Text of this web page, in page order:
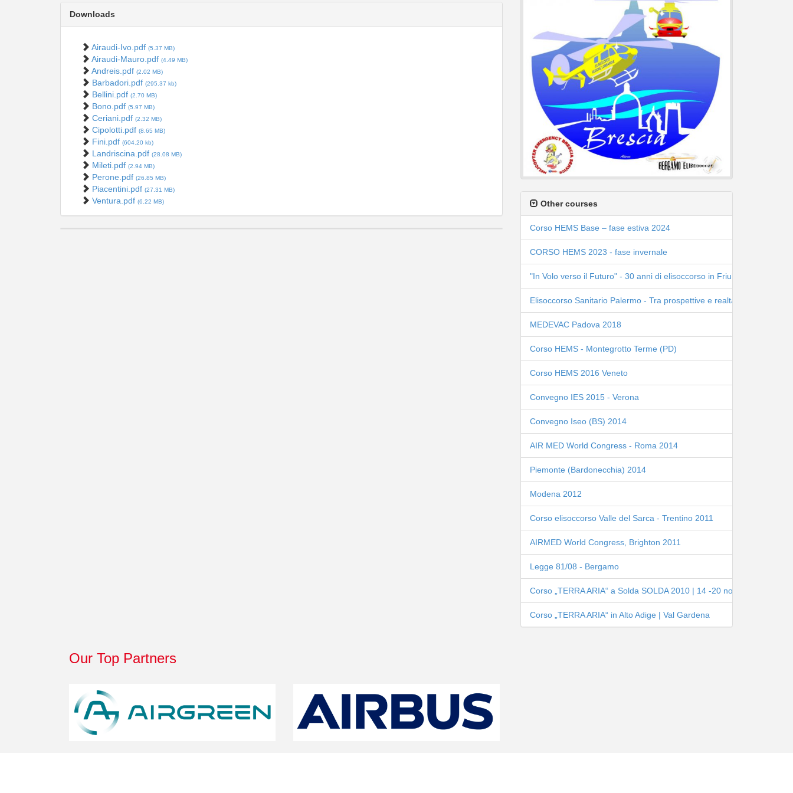
Downloads
Airaudi-Ivo.pdf (5.37 MB)
Airaudi-Mauro.pdf (4.49 MB)
Andreis.pdf (2.02 MB)
Barbadori.pdf (295.37 kb)
Bellini.pdf (2.70 MB)
Bono.pdf (5.97 MB)
Ceriani.pdf (2.32 MB)
Cipolotti.pdf (8.65 MB)
Fini.pdf (604.20 kb)
Landriscina.pdf (28.08 MB)
Mileti.pdf (2.94 MB)
Perone.pdf (26.85 MB)
Piacentini.pdf (27.31 MB)
Ventura.pdf (6.22 MB) Other courses
Corso HEMS Base – fase estiva 2024
CORSO HEMS 2023 - fase invernale
"In Volo verso il Futuro" - 30 anni di elisoccorso in Friuli Venezia Giulia
Elisoccorso Sanitario Palermo - Tra prospettive e realtà
MEDEVAC Padova 2018
Corso HEMS - Montegrotto Terme (PD)
Corso HEMS 2016 Veneto
Convegno IES 2015 - Verona
Convegno Iseo (BS) 2014
AIR MED World Congress - Roma 2014
Piemonte (Bardonecchia) 2014
Modena 2012
Corso elisoccorso Valle del Sarca - Trentino 2011
AIRMED World Congress, Brighton 2011
Legge 81/08 - Bergamo
Corso „TERRA ARIA“ a Solda SOLDA 2010 | 14 -20 novembre 2010
Corso „TERRA ARIA“ in Alto Adige | Val Gardena
Our Top Partners